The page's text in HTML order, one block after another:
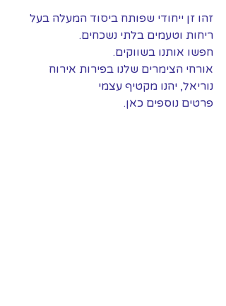
זהו זן ייחודי שפותח ביסוד המעלה בעל
ריחות וטעמים בלתי נשכחים.
חפשו אותנו בשווקים.
אורחי הצימרים שלנו בפירות אירוח
נוריאל, יהנו מקטיף עצמי
פרטים נוספים כאן.